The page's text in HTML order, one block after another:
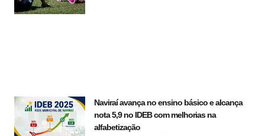
Naviraí avança no ensino básico e alcança
nota 5,9 no IDEB com melhorias na
alfabetização